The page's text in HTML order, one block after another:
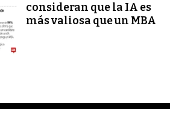
consideran que la IA es
más valiosa que un MBA